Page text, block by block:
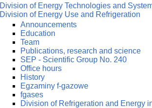
Division of Energy Technologies and
Division of Energy Use and Refrigeration
Announcements
Education
Team
Publications, research and science
SEP - Scientific Group No. 240
Office hours
History
Egzaminy f-gazowe
fgases
Division of Refrigeration and Energy